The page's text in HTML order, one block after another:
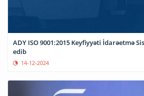
ADY ISO 9001:2015 Keyfiyyəti İdarəetmə
edib
14-12-2024